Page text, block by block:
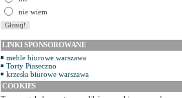
nie wiem
LINKI SPONSOROWANE
meble biurowe warszawa
Torty Piaseczno
krzesła biurowe warszawa
COOKIES